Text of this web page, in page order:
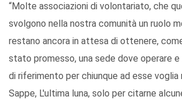
“Molte associazioni di volontariato, che
svolgono nella nostra comunità un ruolo
restano ancora in attesa di ottenere,
stato promesso, una sede dove operare
di riferimento per chiunque ad esse voglia
Sappe, L'ultima luna, solo per citarne